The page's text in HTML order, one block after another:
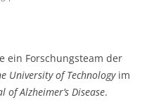
ein Forschungsteam der
University of Technologyim
of Alzheimer’s Disease.